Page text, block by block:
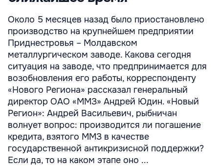
Около 5 месяцев назад было приостановлено
производство на крупнейшем предприятии
Приднестровья – Молдавском
металлургическом заводе. Какова сегодня
ситуация на заводе, что предпринимается для
возобновления его работы, корреспонденту
«Нового Региона» рассказал генеральный
директор ОАО «ММЗ» Андрей Юдин. «Новый
Регион»: Андрей Васильевич, рыбничан
волнует вопрос: производится ли погашение
кредита, взятого ММЗ в качестве
государственной антикризисной поддержки?
Если да, то на каком этапе оно ...